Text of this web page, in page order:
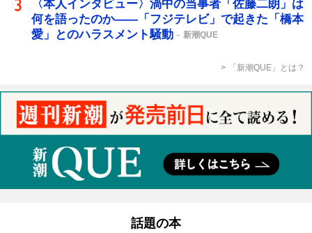
〈本人インタビュー〉渦中の当事者「佐藤二朗」は
何を語ったのか――「フジテレビ」で起きた「橋本
愛」とのハラスメント騒動
新潮QUE
「新潮QUE」とは？
話題の本